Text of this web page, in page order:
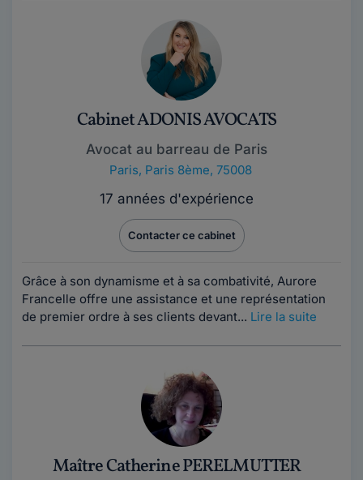
Cabinet ADONIS AVOCATS
Avocat au barreau de Paris
Paris, Paris 8ème, 75008
17 années d'expérience
Contacter ce cabinet
Grâce à son dynamisme et à sa combativité, Aurore
Francelle offre une assistance et une représentation
de premier ordre à ses clients devant... Lire la suite
Maître Catherine PERELMUTTER